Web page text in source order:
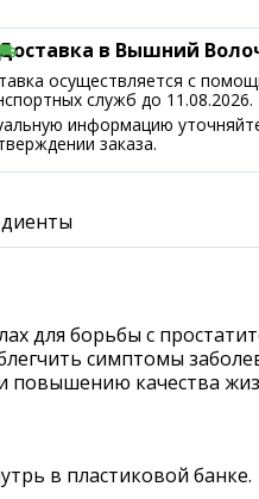
в Вышний
осуществляется с
служб до 11.08.2026.
информацию
заказа.
для борьбы с
симптомы
повышению качества
в пластиковой банке.